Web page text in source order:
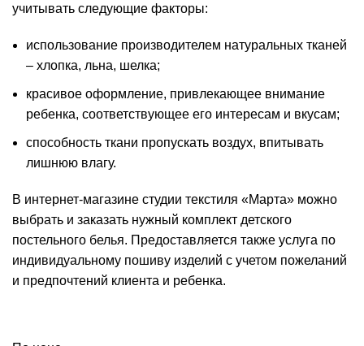
учитывать следующие факторы:
использование производителем натуральных тканей
– хлопка, льна, шелка;
красивое оформление, привлекающее внимание
ребенка, соответствующее его интересам и вкусам;
способность ткани пропускать воздух, впитывать
лишнюю влагу.
В интернет-магазине студии текстиля «Марта» можно
выбрать и заказать нужный комплект детского
постельного белья. Предоставляется также услуга по
индивидуальному пошиву изделий с учетом пожеланий
и предпочтений клиента и ребенка.